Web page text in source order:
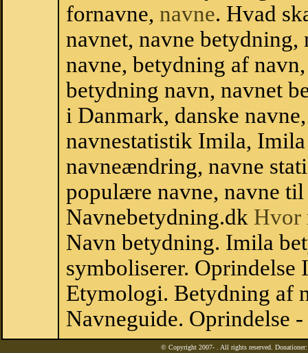
fornavne, navne. Hvad
navnet, navne
navne, betydning af
betydning navn, navnet
i Danmark, danske
navnestatistik Imila,
navneændring, navne
populære navne, navne
Navnebetydning.dk Hvor
Navn betydning. Imila
symboliserer. Oprindelse
Etymologi. Betydning af
Navneguide. Oprindelse
© Copyright 2007- . All rights reserved.